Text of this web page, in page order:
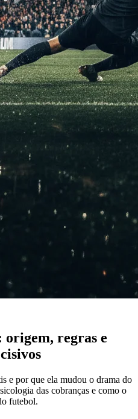
regras e
e por que ela mudou o drama do
das cobranças e como o
futebol.